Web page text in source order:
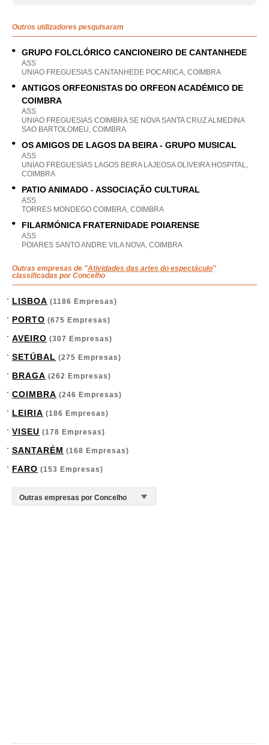
Outros utilizadores pesquisaram
GRUPO FOLCLÓRICO CANCIONEIRO DE CANTANHEDE
ASS
UNIAO FREGUESIAS CANTANHEDE POCARICA, COIMBRA
ANTIGOS ORFEONISTAS DO ORFEON ACADÉMICO DE
COIMBRA
ASS
UNIAO FREGUESIAS COIMBRA SE NOVA SANTA CRUZ ALMEDINA
SAO BARTOLOMEU, COIMBRA
OS AMIGOS DE LAGOS DA BEIRA - GRUPO MUSICAL
ASS
UNIAO FREGUESIAS LAGOS BEIRA LAJEOSA OLIVEIRA HOSPITAL,
COIMBRA
PATIO ANIMADO - ASSOCIAÇÃO CULTURAL
ASS
TORRES MONDEGO COIMBRA, COIMBRA
FILARMÓNICA FRATERNIDADE POIARENSE
ASS
POIARES SANTO ANDRE VILA NOVA, COIMBRA
Outras empresas de "Atividades das artes do espectáculo"
classificadas por Concelho
LISBOA (1186 Empresas)
PORTO (675 Empresas)
AVEIRO (307 Empresas)
SETÚBAL (275 Empresas)
BRAGA (262 Empresas)
COIMBRA (246 Empresas)
LEIRIA (186 Empresas)
VISEU (178 Empresas)
SANTARÉM (168 Empresas)
FARO (153 Empresas)